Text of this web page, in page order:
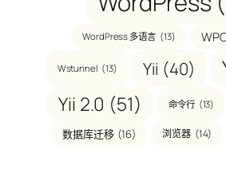
WordPress 多语言 (13)
Wstunnel (13) Yii (40)
Yii 2.0 (51) 命令行 (13)
数据库迁移 (16) 浏览器 (14)